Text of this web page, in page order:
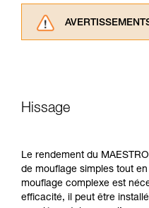
pouvoir
avec un
la manipulation,
de la reproduire
Nous donnons
Hissage
Le rendement du
de mouflage simples tout
mouflage complexe est
efficacité, il peut être